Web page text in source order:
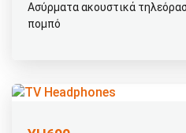
Ασύρματα ακουστικά
πομπό